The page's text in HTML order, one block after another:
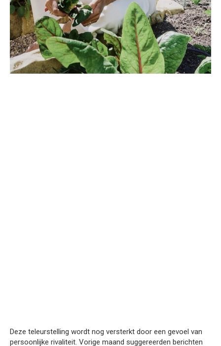
Deze teleurstelling wordt nog versterkt door een gevoel van
persoonlijke rivaliteit. Vorige maand suggereerden berichten